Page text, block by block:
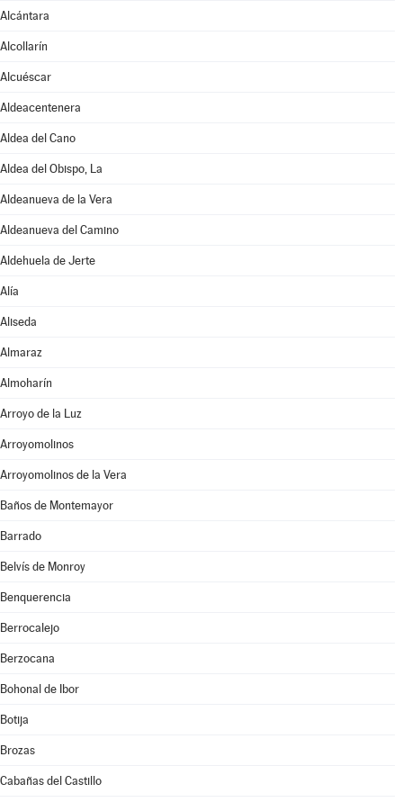
Alcántara
Alcollarín
Alcuéscar
Aldeacentenera
Aldea del Cano
Aldea del Obispo, La
Aldeanueva de la Vera
Aldeanueva del Camino
Aldehuela de Jerte
Alía
Aliseda
Almaraz
Almoharín
Arroyo de la Luz
Arroyomolinos
Arroyomolinos de la Vera
Baños de Montemayor
Barrado
Belvís de Monroy
Benquerencia
Berrocalejo
Berzocana
Bohonal de Ibor
Botija
Brozas
Cabañas del Castillo